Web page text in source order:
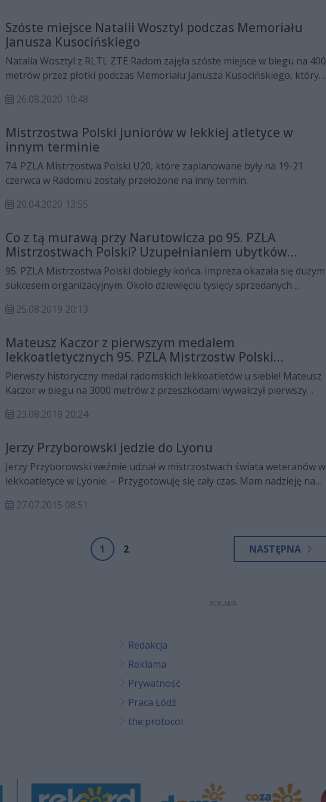
Szóste miejsce Natalii Wosztyl podczas Memoriału
Janusza Kusocińskiego
Natalia Wosztyl z RLTL ZTE Radom zajęła szóste miejsce w biegu na 400
metrów przez płotki podczas Memoriału Janusza Kusocińskiego, który
26.08.2020 10:48
Mistrzostwa Polski juniorów w lekkiej atletyce w
innym terminie
74. PZLA Mistrzostwa Polski U20, które zaplanowane były na 19-21
czerwca w Radomiu zostały przełożone na inny termin.
20.04.2020 13:55
Co z tą murawą przy Narutowicza po 95. PZLA
Mistrzostwach Polski? Uzupełnianiem ubytków
zajmie się zewnętrzna firma
95. PZLA Mistrzostwa Polski dobiegły końca. Impreza okazała się dużym
sukcesem organizacyjnym. Około dziewięciu tysięcy sprzedanych
stan murawy. Uspokajamy. Ubytki zostaną uzupełnione.
25.08.2019 20:13
Mateusz Kaczor z pierwszym medalem
lekkoatletycznych 95. PZLA Mistrzostw Polski
Seniorów dla Radomia!
Pierwszy historyczny medal radomskich lekkoatletów u siebie! Mateusz
Kaczor w biegu na 3000 metrów z przeszkodami wywalczył pierwszy
srebro i pobił swój rekord życiowy!
23.08.2019 20:24
Jerzy Przyborowski jedzie do Lyonu
Jerzy Przyborowski weźmie udział w mistrzostwach świata weteranów w
lekkoatletyce w Lyonie. – Przygotowuję się cały czas. Mam nadzieję na
mistrzem świata weteranów w lekkiej atletyce.
27.07.2015 08:51
1 2 NASTĘPNA
REKLAMA
Redakcja
Reklama
Prywatność
Praca Łódź
the:protocol